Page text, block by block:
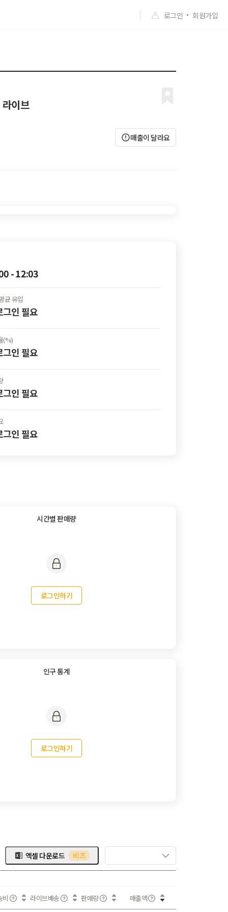
로그인 회원가입
이브
매출이 달라요
- 12:03
균 유입
그인 필요
(%)
그인 필요
그인 필요
그인 필요
시간별 판매량
로그인하기
인구 통계
로그인하기
엑셀 다운로드 비즈
비 라이브배송 판매량 매출액